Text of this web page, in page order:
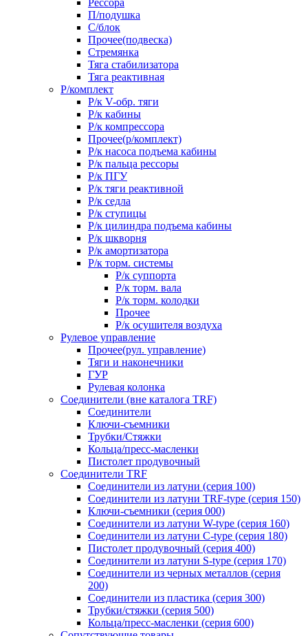
Рессора
П/подушка
С/блок
Прочее(подвеска)
Стремянка
Тяга стабилизатора
Тяга реактивная
Р/комплект
Р/к V-обр. тяги
Р/к кабины
Р/к компрессора
Прочее(р/комплект)
Р/к насоса подъема кабины
Р/к пальца рессоры
Р/к ПГУ
Р/к тяги реактивной
Р/к седла
Р/к ступицы
Р/к цилиндра подъема кабины
Р/к шкворня
Р/к амортизатора
Р/к торм. системы
Р/к суппорта
Р/к торм. вала
Р/к торм. колодки
Прочее
Р/к осушителя воздуха
Рулевое управление
Прочее(рул. управление)
Тяги и наконечники
ГУР
Рулевая колонка
Соединители (вне каталога TRF)
Соединители
Ключи-cъемники
Трубки/Стяжки
Кольца/пресс-масленки
Пистолет продувочный
Соединители TRF
Соединители из латуни (серия 100)
Соединители из латуни TRF-type (серия 150)
Ключи-съемники (серия 000)
Соединители из латуни W-type (серия 160)
Соединители из латуни С-type (серия 180)
Пистолет продувочный (серия 400)
Соединители из латуни S-type (серия 170)
Соединители из черных металлов (серия
200)
Соединители из пластика (серия 300)
Трубки/стяжки (серия 500)
Кольца/пресс-масленки (серия 600)